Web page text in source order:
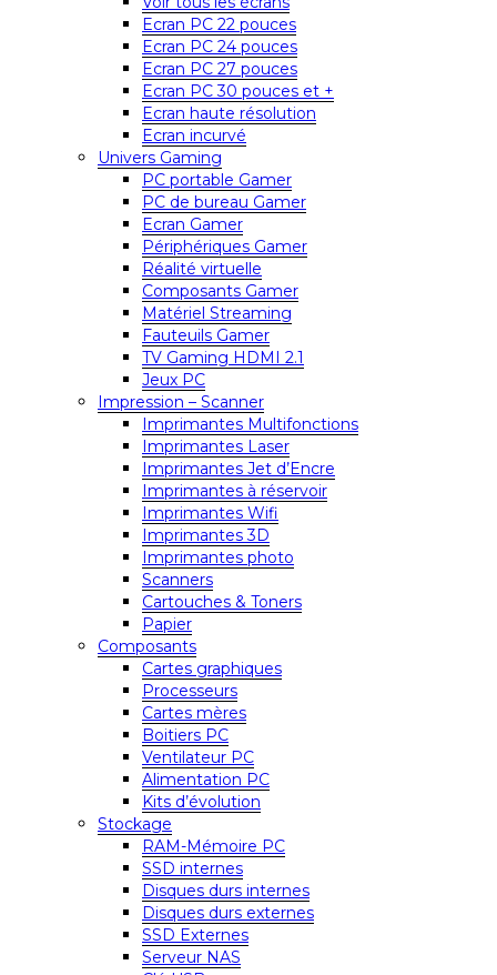
Ecran PC 22 pouces
Ecran PC 24 pouces
Ecran PC 27 pouces
Ecran PC 30 pouces et +
Ecran haute résolution
Ecran incurvé
Univers Gaming
PC portable Gamer
PC de bureau Gamer
Ecran Gamer
Périphériques Gamer
Réalité virtuelle
Composants Gamer
Matériel Streaming
Fauteuils Gamer
TV Gaming HDMI 2.1
Jeux PC
Impression – Scanner
Imprimantes Multifonctions
Imprimantes Laser
Imprimantes Jet d’Encre
Imprimantes à réservoir
Imprimantes Wifi
Imprimantes 3D
Imprimantes photo
Scanners
Cartouches & Toners
Papier
Composants
Cartes graphiques
Processeurs
Cartes mères
Boitiers PC
Ventilateur PC
Alimentation PC
Kits d’évolution
Stockage
RAM-Mémoire PC
SSD internes
Disques durs internes
Disques durs externes
SSD Externes
Serveur NAS